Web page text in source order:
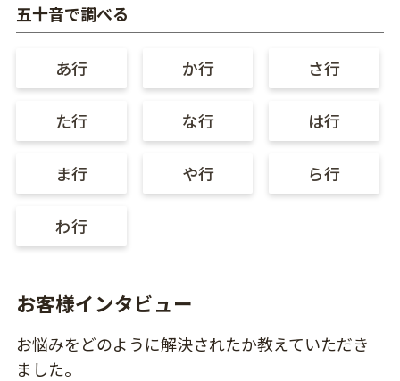
五十音で調べる
あ行 か行 さ行
た行 な行 は行
ま行 や行 ら行
わ行
お客様インタビュー
お悩みをどのように解決されたか教えていただき
ました。